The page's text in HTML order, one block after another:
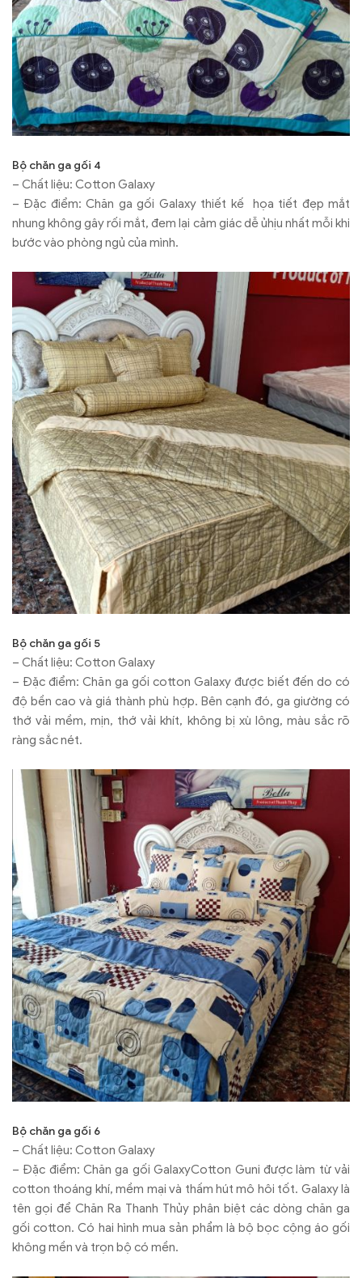
Bộ chăn ga gối 4
– Chất liệu: Cotton Galaxy
– Đặc điểm: Chăn ga gối Galaxy thiết kế họa tiết đẹp mắt
nhung không gây rối mắt, đem lại cảm giác dễ ủhịu nhất mỗi khi
bước vào phòng ngủ của mình.
Bộ chăn ga gối 5
– Chất liệu: Cotton Galaxy
– Đặc điểm: Chăn ga gối cotton Galaxy được biết đến do có
độ bền cao và giá thành phù hợp. Bên cạnh đó, ga giường có
thớ vải mềm, mịn, thớ vải khít, không bị xù lông, màu sắc rõ
ràng sắc nét.
Bộ chăn ga gối 6
– Chất liệu: Cotton Galaxy
– Đặc điểm: Chăn ga gối GalaxyCotton Guni được làm từ vải
cotton thoáng khí, mềm mại và thấm hút mô hôi tốt. Galaxy là
tên gọi để Chăn Ra Thanh Thủy phân biệt các dòng chăn ga
gối cotton. Có hai hình mua sản phẩm là bộ bọc cộng áo gối
không mền và trọn bộ có mền.